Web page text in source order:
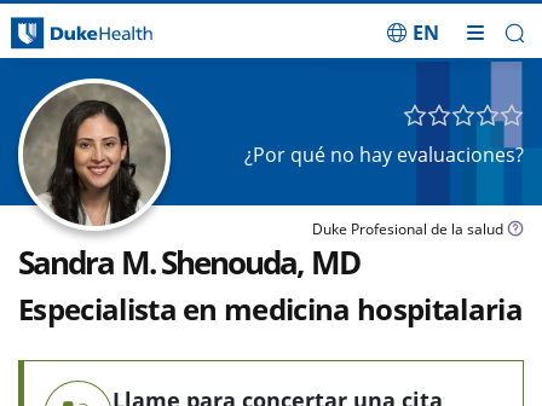
EN
¿Por qué no hay evaluaciones?
Duke Profesional de la salud
Sandra M. Shenouda, MD
Especialista en medicina hospitalaria